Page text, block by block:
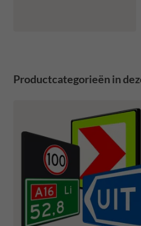
Productcategorieën in